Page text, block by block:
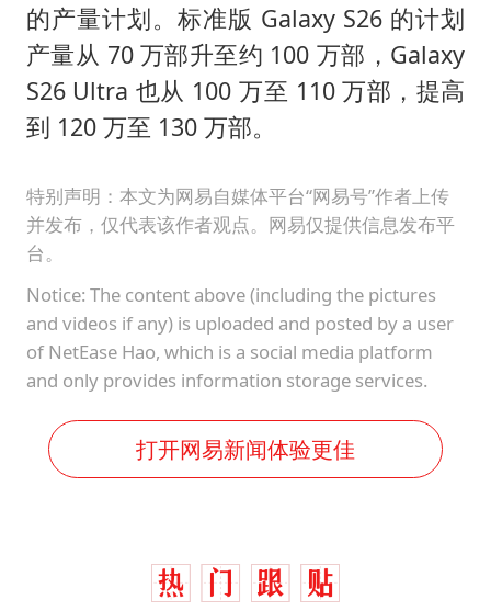
的产量计划。标准版 Galaxy S26 的计划
产量从 70 万部升至约 100 万部，Galaxy
S26 Ultra 也从 100 万至 110 万部，提高
到 120 万至 130 万部。
特别声明：本文为网易自媒体平台“网易号”作者上传
并发布，仅代表该作者观点。网易仅提供信息发布平
台。
Notice: The content above (including the pictures
and videos if any) is uploaded and posted by a user
of NetEase Hao, which is a social media platform
and only provides information storage services.
打开网易新闻体验更佳